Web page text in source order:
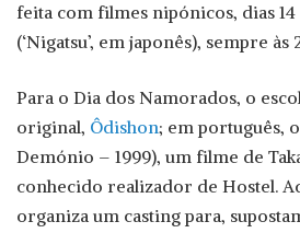
feita com filmes nipónicos, dias
(‘Nigatsu’, em japonês), sempre às
Para o Dia dos Namorados, o
original, Ôdishon; em português,
Demónio – 1999), um filme de
conhecido realizador de Hostel.
organiza um casting para,